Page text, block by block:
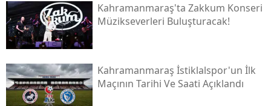
Kahramanmaraş'ta Zakkum Konseri
Müzikseverleri Buluşturacak!
Kahramanmaraş İstiklalspor'un İlk
Maçının Tarihi Ve Saati Açıklandı